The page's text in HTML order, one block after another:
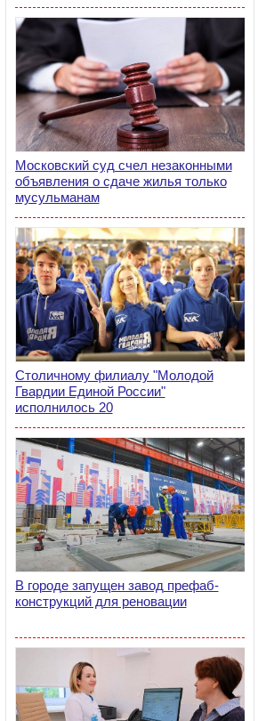
Московский суд счел незаконными
объявления о сдаче жилья только
мусульманам
Столичному филиалу "Молодой
Гвардии Единой России"
исполнилось 20
В городе запущен завод префаб-
конструкций для реновации